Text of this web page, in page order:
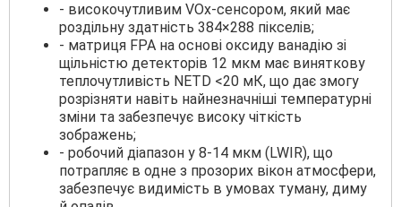
- високочутливим VOx-сенсором, який має
роздільну здатність 384×288 пікселів;
- матриця FPA на основі оксиду ванадію зі
щільністю детекторів 12 мкм має виняткову
теплочутливість NETD <20 мК, що дає змогу
розрізняти навіть найнезначніші температурні
зміни та забезпечує високу чіткість
зображень;
- робочий діапазон у 8-14 мкм (LWIR), що
потрапляє в одне з прозорих вікон атмосфери,
забезпечує видимість в умовах туману, диму